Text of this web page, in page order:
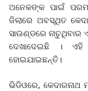
ଅନେକଙ୍କ ପାଇଁ
ଜିଲାରେ ଅବସ୍ଥିତ
ସାଉଣ୍ଡରେ ନାଚୁଥିବାର
ଦେଖାଦେଇଛି ।
ହୋଇଯାଇଛନ୍ତି।
ଭିଡିଓରେ,